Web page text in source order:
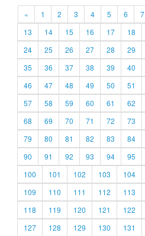
« 1 2 3 4 5 6 7
13
14 15 16 17 18
24
25 26 27 28 29
35
36 37 38 39 40
46
47 48 49 50 51
57
58 59 60 61 62
68
69 70 71 72 73
79
80 81 82 83 84
90
91 92 93 94 95
100
101 102 103 104
109
110 111 112 113
118
119 120 121 122
127
128 129 130 131